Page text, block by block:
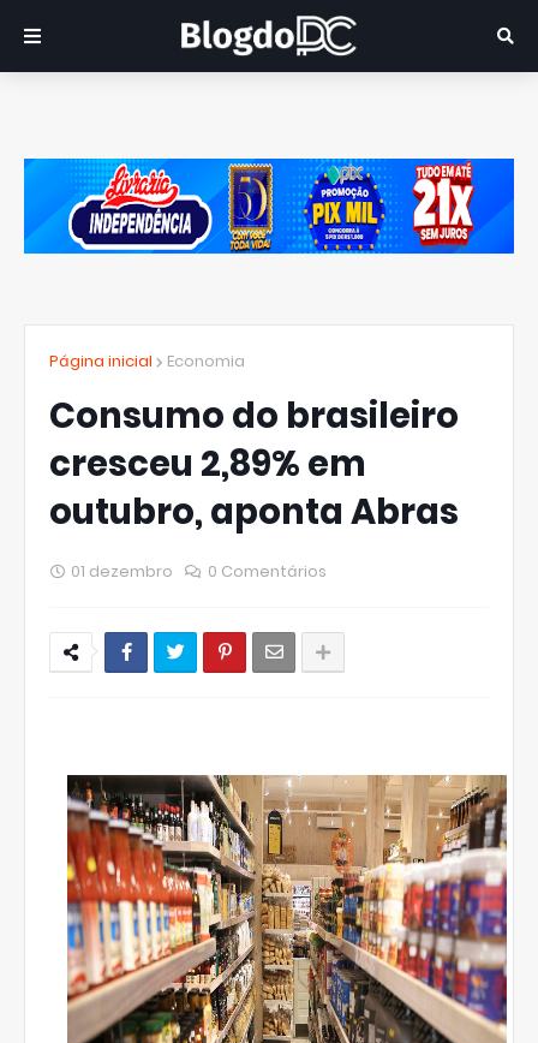
Página inicial Economia
Consumo do brasileiro
cresceu 2,89% em
outubro, aponta Abras
01 dezembro 0 Comentários